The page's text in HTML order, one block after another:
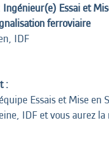
Essai et
ferroviaire
IDF
:
Essais et Mise en
IDF et vous aurez